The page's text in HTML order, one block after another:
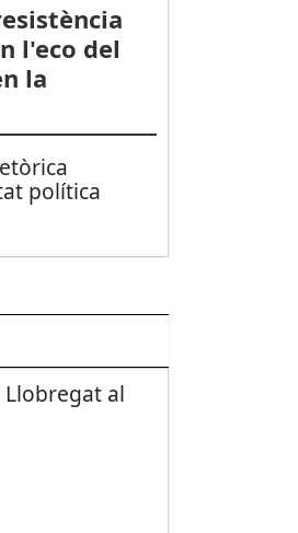
l'eco del
la
política